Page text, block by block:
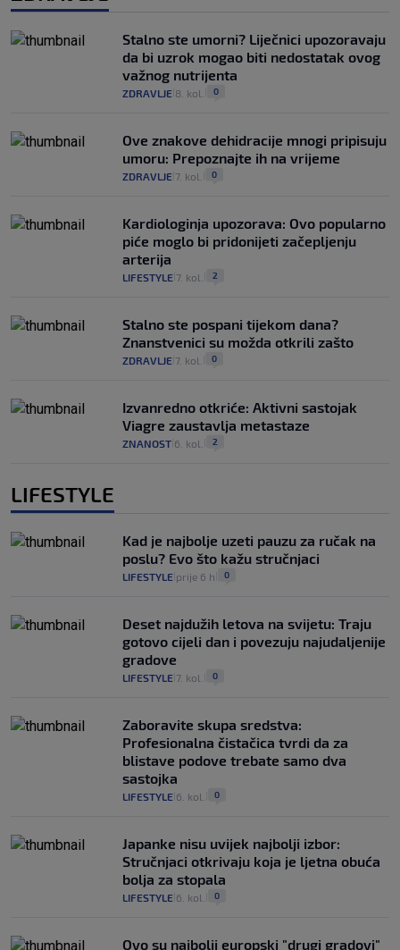
Stalno ste umorni? Liječnici upozoravaju
da bi uzrok mogao biti nedostatak ovog
važnog nutrijenta
ZDRAVLJE 8. kol. 0
Ove znakove dehidracije mnogi pripisuju
umoru: Prepoznajte ih na vrijeme
ZDRAVLJE 7. kol. 0
Kardiologinja upozorava: Ovo popularno
piće moglo bi pridonijeti začepljenju
arterija
LIFESTYLE 7. kol. 2
Stalno ste pospani tijekom dana?
Znanstvenici su možda otkrili zašto
ZDRAVLJE 7. kol. 0
Izvanredno otkriće: Aktivni sastojak
Viagre zaustavlja metastaze
ZNANOST 6. kol. 2
LIFESTYLE
Kad je najbolje uzeti pauzu za ručak na
poslu? Evo što kažu stručnjaci
LIFESTYLE prije 6 h 0
Deset najdužih letova na svijetu: Traju
gotovo cijeli dan i povezuju najudaljenije
gradove
LIFESTYLE 7. kol. 0
Zaboravite skupa sredstva:
Profesionalna čistačica tvrdi da za
blistave podove trebate samo dva
sastojka
LIFESTYLE 6. kol. 0
Japanke nisu uvijek najbolji izbor:
Stručnjaci otkrivaju koja je ljetna obuća
bolja za stopala
LIFESTYLE 6. kol. 0
Ovo su najbolji europski "drugi gradovi"